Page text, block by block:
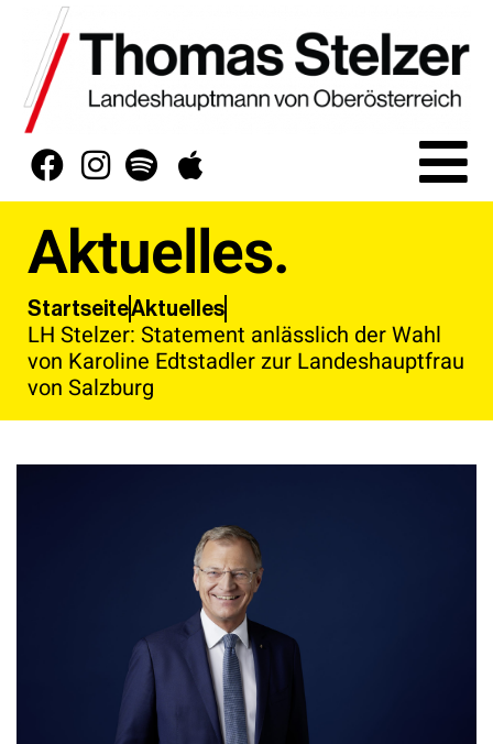
Aktuelles.
StartseiteAktuelles
LH Stelzer: Statement anlässlich der Wahl
von Karoline Edtstadler zur Landeshauptfrau
von Salzburg